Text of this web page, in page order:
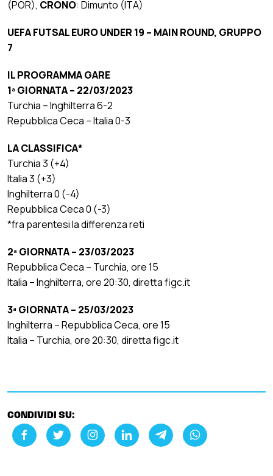
(POR), CRONO: Dimunto (ITA)
UEFA FUTSAL EURO UNDER 19 – MAIN ROUND, GRUPPO
7
IL PROGRAMMA GARE
1ª GIORNATA – 22/03/2023
Turchia – Inghilterra 6-2
Repubblica Ceca – Italia 0-3
LA CLASSIFICA*
Turchia 3 (+4)
Italia 3 (+3)
Inghilterra 0 (-4)
Repubblica Ceca 0 (-3)
*fra parentesi la differenza reti
2ª GIORNATA – 23/03/2023
Repubblica Ceca – Turchia, ore 15
Italia – Inghilterra, ore 20:30, diretta figc.it
3ª GIORNATA – 25/03/2023
Inghilterra – Repubblica Ceca, ore 15
Italia – Turchia, ore 20:30, diretta figc.it
CONDIVIDI SU: